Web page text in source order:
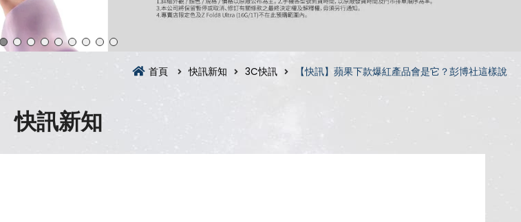
首頁 快訊新知 3C快訊 【快訊】蘋果下款爆紅產品會是它？彭博社這樣說
快訊新知